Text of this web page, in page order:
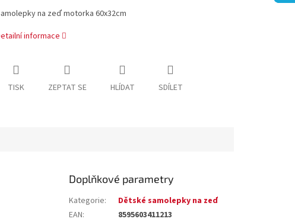
na zeď motorka 60x32cm
informace
TISK ZEPTAT SE HLÍDAT SDÍLET
Doplňkové parametry
Kategorie:
Dětské samolepky na zeď
EAN: 8595603411213